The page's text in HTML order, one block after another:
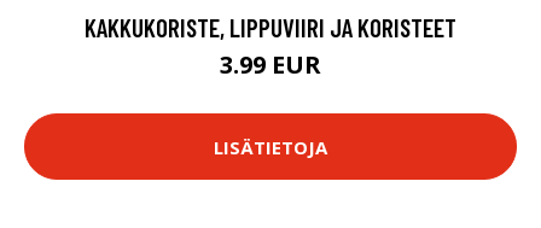
KAKKUKORISTE, LIPPUVIIRI JA KORISTEET
3.99 EUR
LISÄTIETOJA